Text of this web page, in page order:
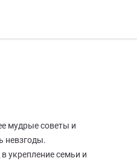
мудрые советы и
невзгоды.
укрепление семьи и